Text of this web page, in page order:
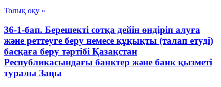
Толық оқу »
36-1-бап. Берешекті сотқа дейін өндіріп алуға
және реттеуге беру немесе құқықты (талап етуді)
басқаға беру тәртібі Қазақстан
Республикасындағы банктер және банк қызметі
туралы Заңы